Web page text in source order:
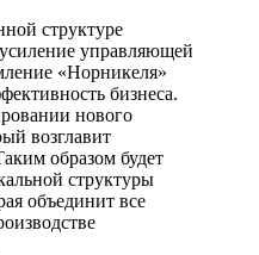
структуре
управляющей
«Норникеля»
бизнеса.
нового
возглавит
образом будет
структуры
объединит все